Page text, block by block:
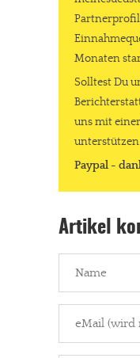
Monaten
Solltest Du
uns mit
unterstützen.
Paypal -
Artikel